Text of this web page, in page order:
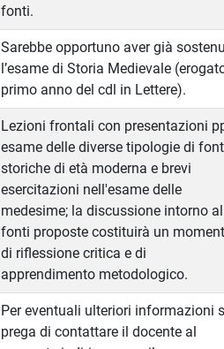
fonti.
Sarebbe opportuno aver già
l’esame di Storia Medievale
primo anno del cdl in Lettere).
Lezioni frontali con presentazioni
esame delle diverse tipologie di
storiche di età moderna e brevi
esercitazioni nell'esame delle
medesime; la discussione intorno
fonti proposte costituirà un
di riflessione critica e di
apprendimento metodologico.
Per eventuali ulteriori informazioni
prega di contattare il docente al